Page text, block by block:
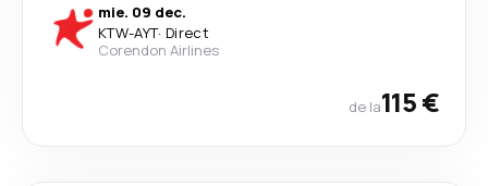
mie. 09 dec.
KTW-AYT· Direct
Corendon Airlines
de la115 €